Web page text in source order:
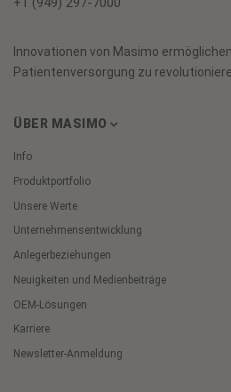
Innovationen von Masimo
Patientenversorgung zu
ÜBER MASIMO
Info
Produktportfolio
Unsere Werte
Unternehmensentwicklung
Anlegerbeziehungen
Neuigkeiten und Medienbeiträge
OEM-Lösungen
Karriere
Newsletter-Anmeldung